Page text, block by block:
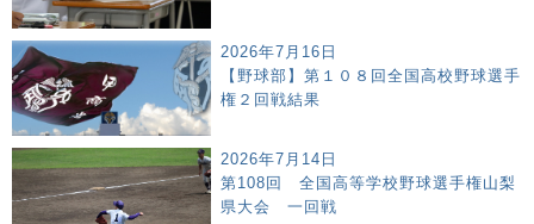
2026年7月16日
【野球部】第１０８回全国高校野球選手
権２回戦結果
2026年7月14日
第108回 全国高等学校野球選手権山梨
県大会 一回戦